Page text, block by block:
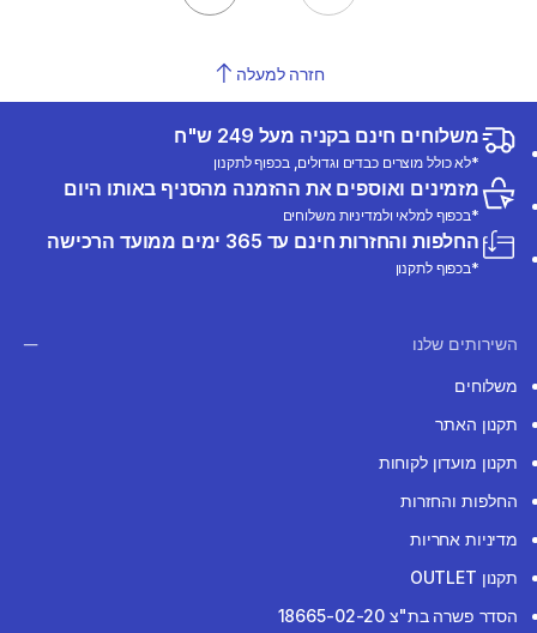
חזרה למעלה
משלוחים חינם בקניה מעל 249 ש"ח
*לא כולל מוצרים כבדים וגדולים, בכפוף לתקנון
מזמינים ואוספים את ההזמנה מהסניף באותו היום
*בכפוף למלאי ולמדיניות משלוחים
החלפות והחזרות חינם עד 365 ימים ממועד הרכישה
*בכפוף לתקנון
השירותים שלנו
משלוחים
תקנון האתר
תקנון מועדון לקוחות
החלפות והחזרות
מדיניות אחריות
תקנון OUTLET
הסדר פשרה בת"צ 18665-02-20